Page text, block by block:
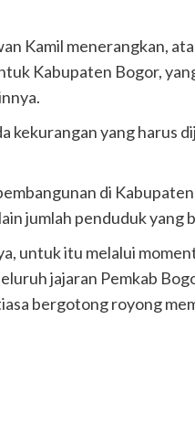
Kamil menerangkan,
Kabupaten Bogor,
kekurangan yang harus
di
jumlah penduduk yang
untuk itu melalui
jajaran Pemkab
bergotong royong